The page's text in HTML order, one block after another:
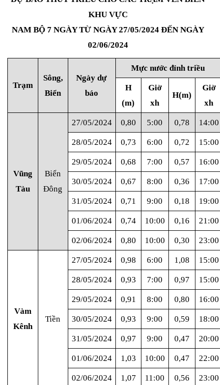
KHU VỰC
NAM BỘ 7 NGÀY TỪ NGÀY 27/05/2024 ĐẾN NGÀY
02/06/2024
Trạm
Sông,
Biển
Ngày dự
báo
Mực nước đỉnh triều
H
(m)
Giờ
xh
H(m)
Giờ
xh
Vũng
Tàu
Biển
Đông
27/05/2024 0,80 5:00 0,78 14:00
28/05/2024 0,73 6:00 0,72 15:00
29/05/2024 0,68 7:00 0,57 16:00
30/05/2024 0,67 8:00 0,36 17:00
31/05/2024 0,71 9:00 0,18 19:00
01/06/2024 0,74 10:00 0,16 21:00
02/06/2024 0,80 10:00 0,30 23:00
Vàm
Kênh
Tiền
27/05/2024 0,98 6:00 1,08 15:00
28/05/2024 0,93 7:00 0,97 15:00
29/05/2024 0,91 8:00 0,80 16:00
30/05/2024 0,93 9:00 0,59 18:00
31/05/2024 0,97 9:00 0,47 20:00
01/06/2024 1,03 10:00 0,47 22:00
02/06/2024 1,07 11:00 0,56 23:00